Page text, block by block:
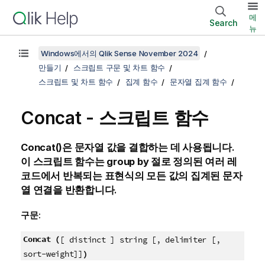
Search
메
뉴
Windows에서의 Qlik Sense November 2024
만들기
스크립트 구문 및 차트 함수
스크립트 및 차트 함수
집계 함수 문자열 집계 함수
Concat - 스크립트 함수
Concat()은 문자열 값을 결합하는 데 사용됩니다.
이 스크립트 함수는 group by절로 정의된 여러 레
코드에서 반복되는 표현식의 모든 값의 집계된 문자
열 연결을 반환합니다.
구문:
Concat ( [ distinct ] string [, delimiter [,
sort-weight]] )